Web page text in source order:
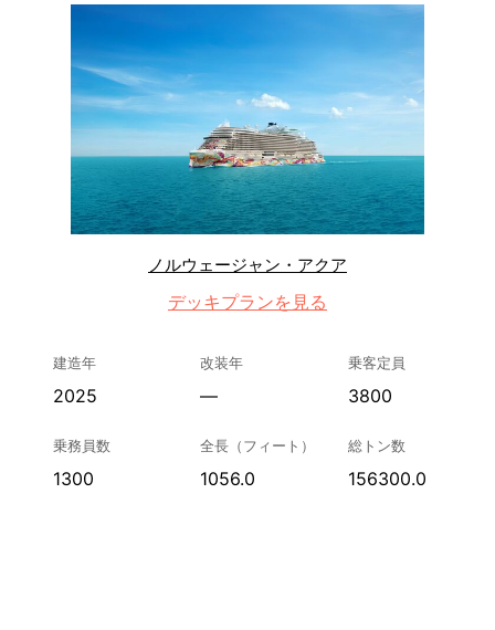
ノルウェージャン・アクア
デッキプランを見る
建造年
2025
改装年
—
乗客定員
3800
乗務員数
1300
全長（フィート）
1056.0
総トン数
156300.0